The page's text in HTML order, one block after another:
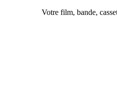
Votre film, bande,